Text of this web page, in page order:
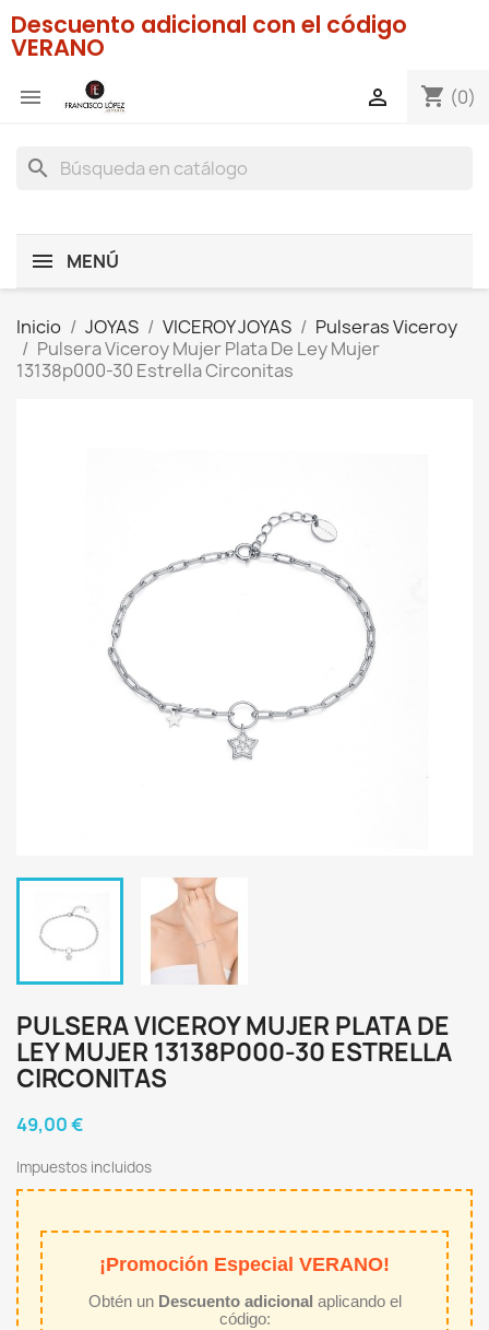
Descuento adicional con el código
VERANO
 shopping_cart (0)

search
MENÚ
Inicio JOYAS VICEROY JOYAS
Pulseras Viceroy
Pulsera Viceroy Mujer Plata De Ley Mujer
13138p000-30 Estrella Circonitas
PULSERA VICEROY MUJER PLATA DE
LEY MUJER 13138P000-30 ESTRELLA
CIRCONITAS
49,00 €
Impuestos incluidos
¡Promoción Especial VERANO!
Obtén un Descuento adicional aplicando el
código: